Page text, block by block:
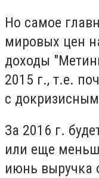
Но самое
мировых цен
доходы
2015 г., т.е.
с
За 2016 г.
или еще
июнь выручка